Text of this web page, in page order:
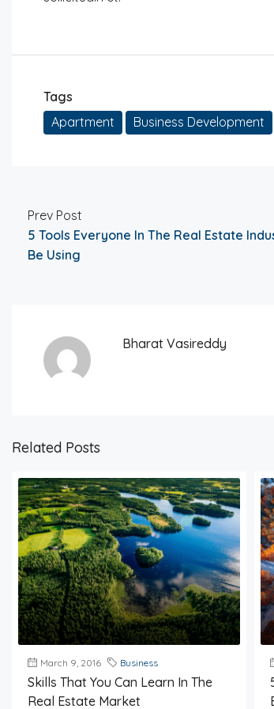
Tags
Apartment
Business Development
Prev Post
5 Tools Everyone In The Real Estate
Be Using
Bharat Vasireddy
Related Posts
March 9, 2016 Business
Skills That You Can Learn In The
Real Estate Market